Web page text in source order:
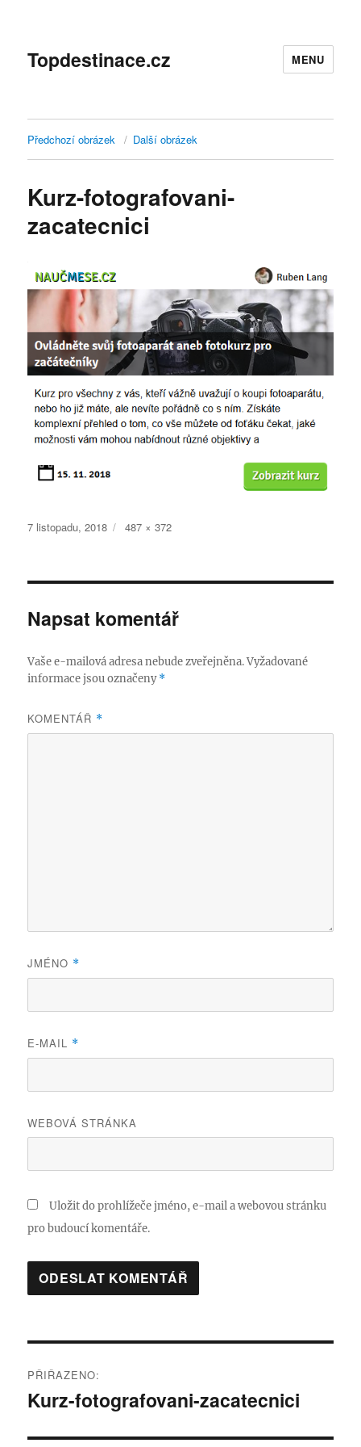
Topdestinace.cz MENU
Předchozí obrázek Další obrázek
Kurz-fotografovani-
zacatecnici
Publikováno:
7 listopadu, 2018
Původní
487 × 372
Napsat komentář
Vaše e-mailová adresa nebude zveřejněna. Vyžadované
informace jsou označeny*
KOMENTÁŘ *
JMÉNO *
E-MAIL *
WEBOVÁ STRÁNKA
Uložit do prohlížeče jméno, e-mail a webovou stránku
pro budoucí komentáře.
pro
PŘIŘAZENO:
Kurz-fotografovani-zacatecnici